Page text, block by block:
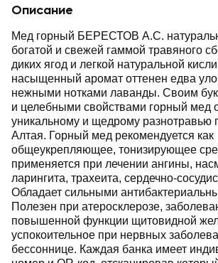
Описание
Мед горный БЕРЕСТОВ А.С.
богатой и свежей гаммой травяного
диких ягод и легкой натуральной
насыщенный аромат оттенен едва
нежными нотками лаванды. Своим
и целебными свойствами горный мед
уникальному и щедрому разнотравью
Алтая. Горный мед рекомендуется как
общеукрепляющее, тонизирующее
применяется при лечении ангины,
ларингита, трахеита, сердечно-
Обладает сильными
Полезен при атеросклерозе,
повышенной функции щитовидной
успокоительное при нервных
бессоннице. Каждая банка имеет